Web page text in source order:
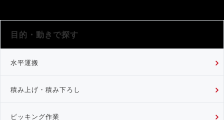
目的・動きで探す
水平運搬
積み上げ・積み下ろし
ピッキング作業